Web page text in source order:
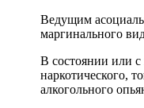
Ведущим
маргинального
В состоянии или с
наркотического,
алкогольного